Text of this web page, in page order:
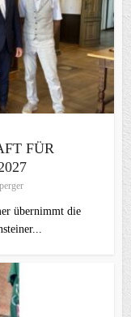
FÜR
übernimmt die